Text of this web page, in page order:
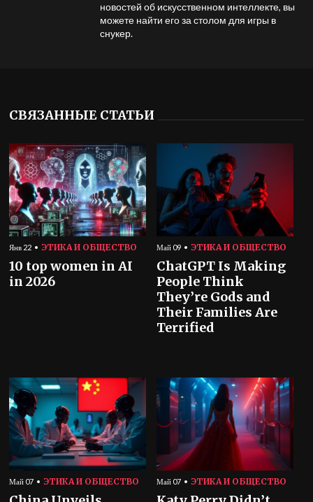
новостей об искусственном интеллекте, вы
можете найти его за столом для игры в
снукер.
СВЯЗАННЫЕ СТАТЬИ
Янв 22 ЭТИКА И ОБЩЕСТВО
10 top women in AI
in 2026
Май 09 ЭТИКА И ОБЩЕСТВО
ChatGPT Is Making
People Think
They’re Gods and
Their Families Are
Terrified
Май 07 ЭТИКА И ОБЩЕСТВО Май 07 ЭТИКА И ОБЩЕСТВО